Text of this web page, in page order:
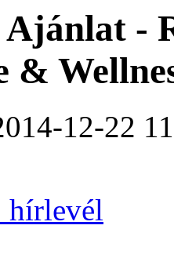
Ajánlat -
&
12-22
hírlevél